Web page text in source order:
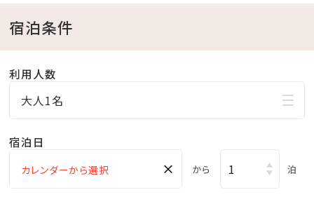
♪
チェックイン後、お部屋で水着に着替えてビーチへ直
行！
□ご家族に人気の屋外プールあり
お楽しみ頂けます♪
ここからも海の眺めを楽しめます！
宿泊条件
利用人数
大人1名
宿泊日
× から 泊